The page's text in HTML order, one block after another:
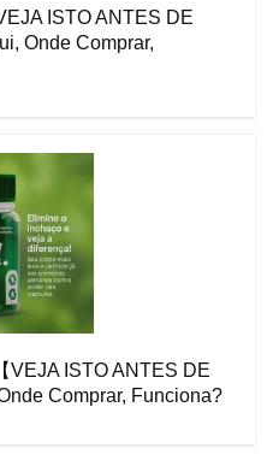
ISTO ANTES DE
Onde Comprar,
VEJA ISTO ANTES DE
Comprar, Funciona?